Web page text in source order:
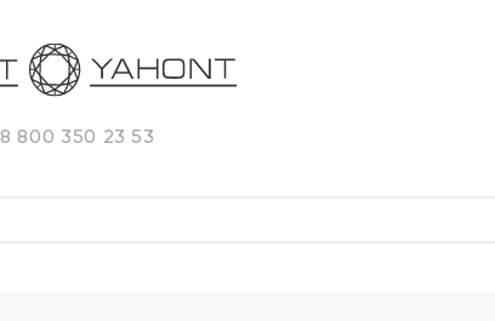
8 800 350 23 53